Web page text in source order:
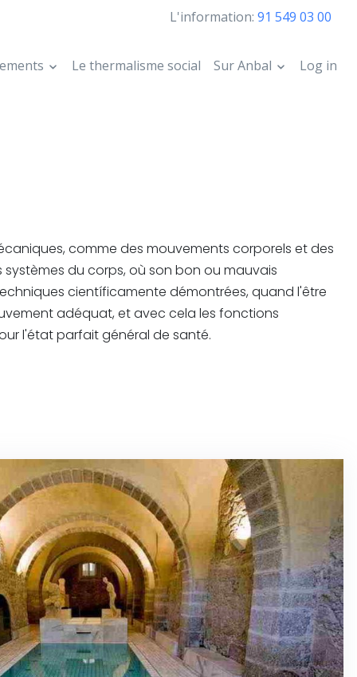
L'information: 91 549 03 00
Le thermalisme social Sur Anbal Log in
comme des mouvements corporels et des
du corps, où son bon ou mauvais
científicamente démontrées, quand l'être
adéquat, et avec cela les fonctions
l'état parfait général de santé.